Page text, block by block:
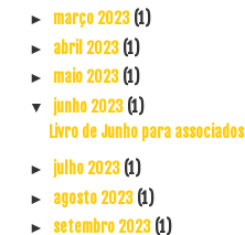
► março 2023 (1)
► abril 2023 (1)
► maio 2023 (1)
▼ junho 2023 (1)
Livro de Junho para associados
► julho 2023 (1)
► agosto 2023 (1)
► setembro 2023 (1)